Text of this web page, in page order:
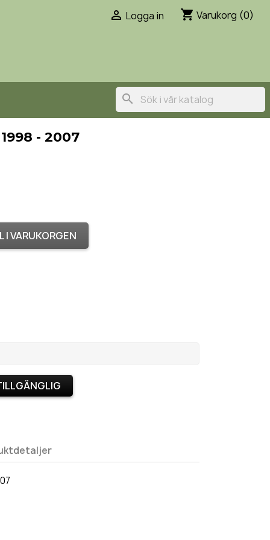
 Logga in shopping_cart Varukorg (0)
search
- 2007
I VARUKORGEN